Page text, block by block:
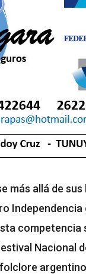
más allá de
Nacional